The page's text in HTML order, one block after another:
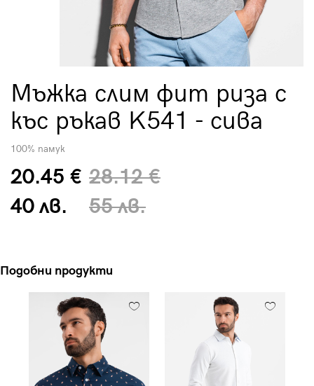
Мъжка слим фит риза с
къс ръкав K541 - сива
100% памук
20.45 €
40 лв.
28.12 €
55 лв.
Подобни продукти